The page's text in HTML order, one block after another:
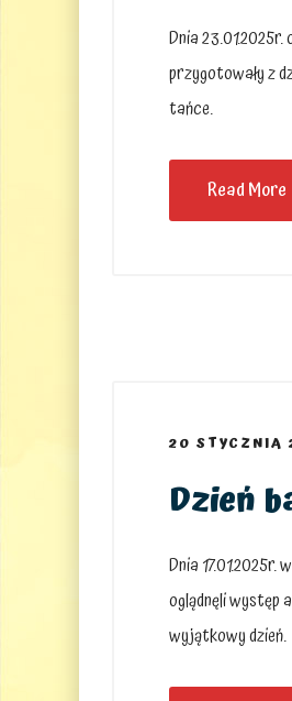
Dnia 23.01.2025r.
przygotowały z
tańce.
Read More
20 STYCZNIA
Dzień
Dnia
oglądnęli występ
wyjątkowy dzień.